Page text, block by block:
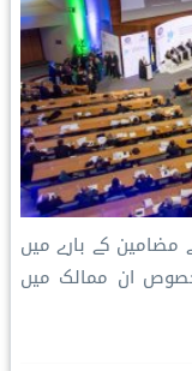
مضامین کے بارے میں
ان ممالک میں